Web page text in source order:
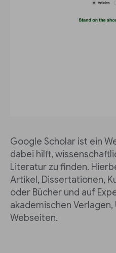
Google Scholar ist ein
dabei hilft,
Literatur zu finden.
Artikel, Dissertationen,
oder Bücher und auf
akademischen
Webseiten.